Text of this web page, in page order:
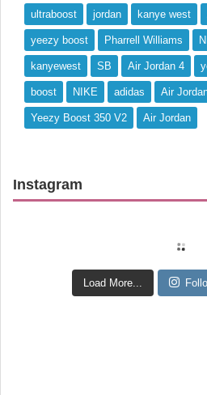
ultraboost jordan kanye west
yeezy boost Pharrell Williams
kanyewest SB Air Jordan 4
boost NIKE adidas Air
Yeezy Boost 350 V2 Air Jordan
Instagram
Load More...